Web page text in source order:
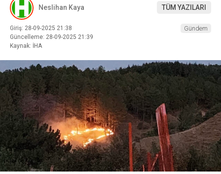
Neslihan Kaya TÜM YAZILARI
Giriş: 28-09-2025 21:38
Güncelleme: 28-09-2025 21:39
Kaynak: İHA
Gündem